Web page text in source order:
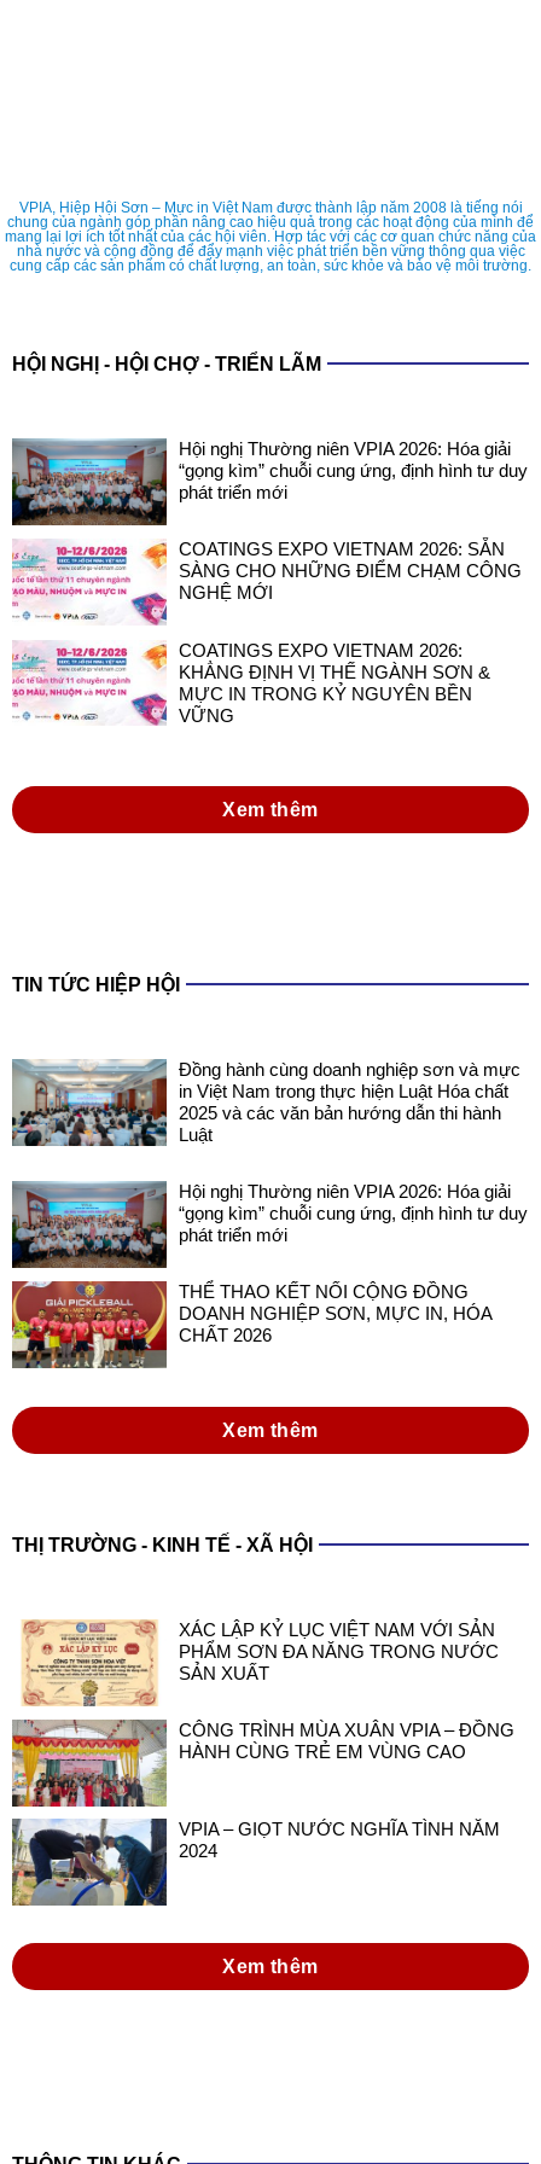
VPIA, Hiệp Hội Sơn – Mực in Việt Nam được thành lập năm 2008 là tiếng nói
chung của ngành góp phần nâng cao hiệu quả trong các hoạt động của mình để
mang lại lợi ích tốt nhất của các hội viên. Hợp tác với các cơ quan chức năng của
nhà nước và cộng đồng để đẩy mạnh việc phát triển bền vững thông qua việc
cung cấp các sản phẩm có chất lượng, an toàn, sức khỏe và bảo vệ môi trường.
HỘI NGHỊ - HỘI CHỢ - TRIỂN LÃM
Hội nghị Thường niên VPIA 2026: Hóa giải
“gọng kìm” chuỗi cung ứng, định hình tư duy
phát triển mới
COATINGS EXPO VIETNAM 2026: SẴN
SÀNG CHO NHỮNG ĐIỂM CHẠM CÔNG
NGHỆ MỚI
COATINGS EXPO VIETNAM 2026:
KHẲNG ĐỊNH VỊ THẾ NGÀNH SƠN &
MỰC IN TRONG KỶ NGUYÊN BỀN
VỮNG
Xem thêm
TIN TỨC HIỆP HỘI
Đồng hành cùng doanh nghiệp sơn và mực
in Việt Nam trong thực hiện Luật Hóa chất
2025 và các văn bản hướng dẫn thi hành
Luật
Hội nghị Thường niên VPIA 2026: Hóa giải
“gọng kìm” chuỗi cung ứng, định hình tư duy
phát triển mới
THỂ THAO KẾT NỐI CỘNG ĐỒNG
DOANH NGHIỆP SƠN, MỰC IN, HÓA
CHẤT 2026
Xem thêm
THỊ TRƯỜNG - KINH TẾ - XÃ HỘI
XÁC LẬP KỶ LỤC VIỆT NAM VỚI SẢN
PHẨM SƠN ĐA NĂNG TRONG NƯỚC
SẢN XUẤT
CÔNG TRÌNH MÙA XUÂN VPIA – ĐỒNG
HÀNH CÙNG TRẺ EM VÙNG CAO
VPIA – GIỌT NƯỚC NGHĨA TÌNH NĂM
2024
Xem thêm